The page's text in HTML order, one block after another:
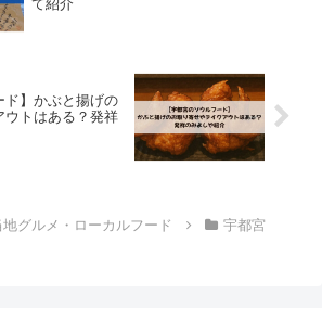
て紹介
ド】かぶと揚げの
ウトはある？発祥
地グルメ・ローカルフード 宇都宮